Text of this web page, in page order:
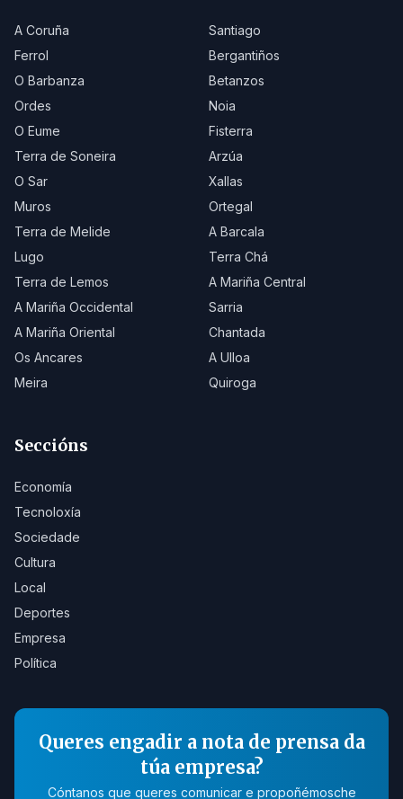
A Coruña
Santiago
Ferrol
Bergantiños
O Barbanza
Betanzos
Ordes
Noia
O Eume
Fisterra
Terra de Soneira
Arzúa
O Sar
Xallas
Muros
Ortegal
Terra de Melide
A Barcala
Lugo
Terra Chá
Terra de Lemos
A Mariña Central
A Mariña Occidental
Sarria
A Mariña Oriental
Chantada
Os Ancares
A Ulloa
Meira
Quiroga
Seccións
Economía
Tecnoloxía
Sociedade
Cultura
Local
Deportes
Empresa
Política
Queres engadir a nota de prensa da
túa empresa?
Cóntanos que queres comunicar e propoñémosche